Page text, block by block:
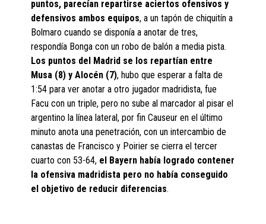
puntos, parecían repartirse aciertos ofensivos y
defensivos ambos equipos, a un tapón de chiquitín a
Bolmaro cuando se disponía a anotar de tres,
respondía Bonga con un robo de balón a media pista.
Los puntos del Madrid se los repartían entre
Musa (8) y Alocén (7), hubo que esperar a falta de
1:54 para ver anotar a otro jugador madridista, fue
Facu con un triple, pero no sube al marcador al pisar el
argentino la línea lateral, por fin Causeur en el último
minuto anota una penetración, con un intercambio de
canastas de Francisco y Poirier se cierra el tercer
cuarto con 53-64, el Bayern había logrado contener
la ofensiva madridista pero no había conseguido
el objetivo de reducir diferencias.